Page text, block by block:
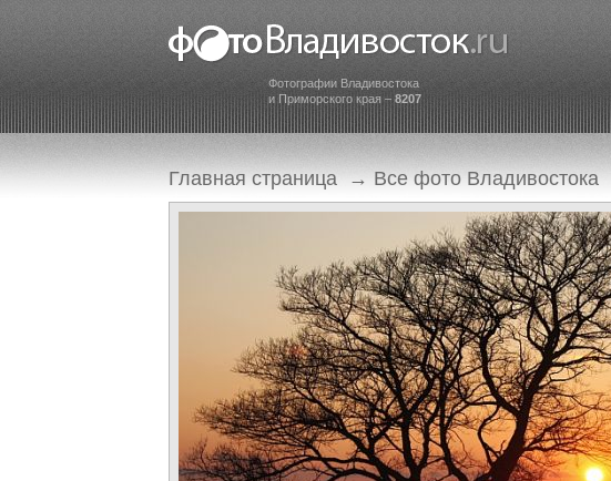
Фотографии Владивостока
и Приморского края – 8207
Главная страница → Все фото Владивостока